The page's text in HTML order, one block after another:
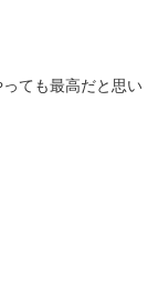
ても最高だと思い